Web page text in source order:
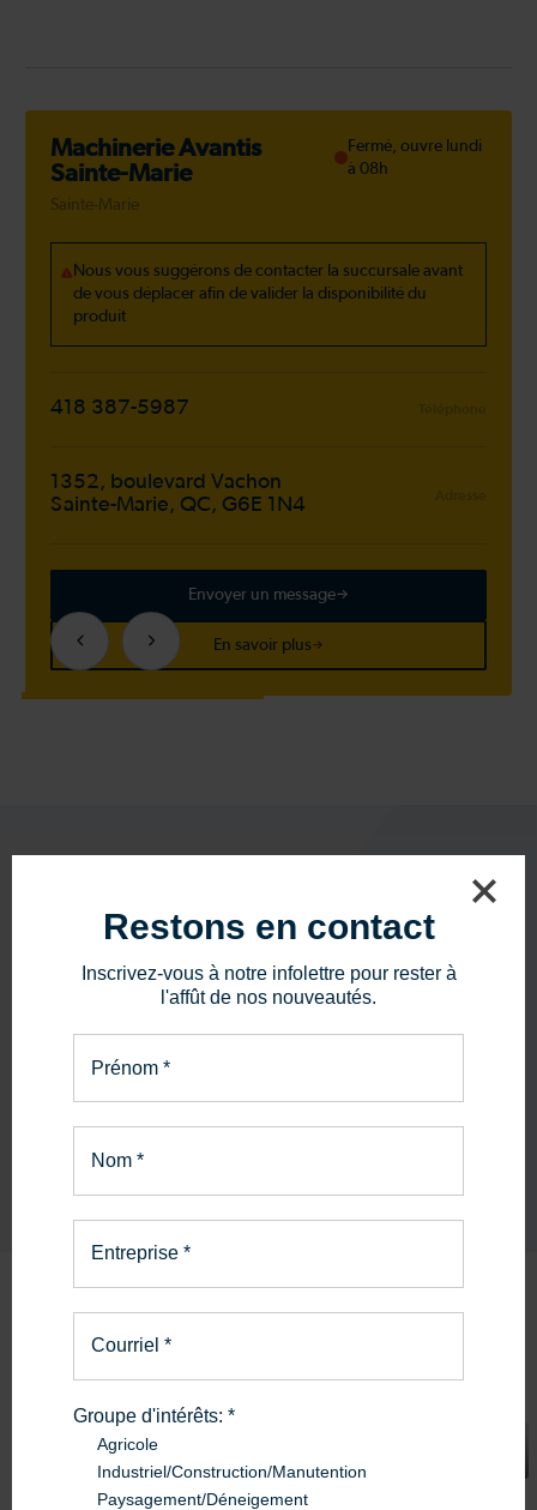
Machinerie Avantis
Sainte-Marie
Sainte-Marie
Fermé, ouvre lundi
à 08h
Nous vous suggérons de contacter la succursale avant
de vous déplacer afin de valider la disponibilité du
produit
418 387-5987
1352, boulevard Vachon
Sainte-Marie, QC, G6E 1N4
Envoyer un message
En savoir plus
La bonne pièce.
Le bon service.
Produits
19 900$
New Holland
Restons en contact
Inscrivez-vous à notre infolettre pour rester à
l'affût de nos nouveautés.
Prénom *
Nom *
Entreprise *
Courriel *
Groupe d'intérêts: *
Agricole
Industriel/Construction/Manutention
Paysagement/Déneigement